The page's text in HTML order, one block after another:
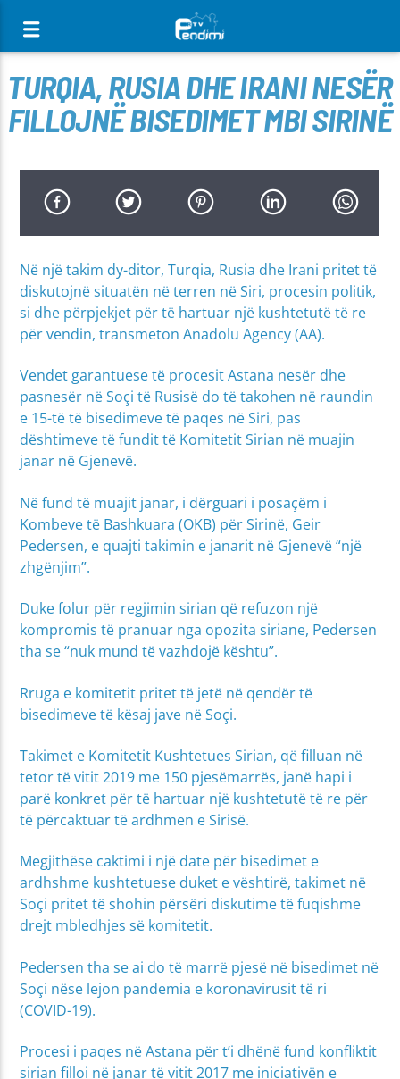
TURQIA, RUSIA DHE IRANI NESËR
FILLOJNË BISEDIMET MBI SIRINË
Në një takim dy-ditor, Turqia, Rusia dhe Irani pritet të
diskutojnë situatën në terren në Siri, procesin politik,
si dhe përpjekjet për të hartuar një kushtetutë të re
për vendin, transmeton Anadolu Agency (AA).
Vendet garantuese të procesit Astana nesër dhe
pasnesër në Soçi të Rusisë do të takohen në raundin
e 15-të të bisedimeve të paqes në Siri, pas
dështimeve të fundit të Komitetit Sirian në muajin
janar në Gjenevë.
Në fund të muajit janar, i dërguari i posaçëm i
Kombeve të Bashkuara (OKB) për Sirinë, Geir
Pedersen, e quajti takimin e janarit në Gjenevë “një
zhgënjim”.
Duke folur për regjimin sirian që refuzon një
kompromis të pranuar nga opozita siriane, Pedersen
tha se “nuk mund të vazhdojë kështu”.
Rruga e komitetit pritet të jetë në qendër të
bisedimeve të kësaj jave në Soçi.
Takimet e Komitetit Kushtetues Sirian, që filluan në
tetor të vitit 2019 me 150 pjesëmarrës, janë hapi i
parë konkret për të hartuar një kushtetutë të re për
të përcaktuar të ardhmen e Sirisë.
Megjithëse caktimi i një date për bisedimet e
ardhshme kushtetuese duket e vështirë, takimet në
Soçi pritet të shohin përsëri diskutime të fuqishme
drejt mbledhjes së komitetit.
Pedersen tha se ai do të marrë pjesë në bisedimet në
Soçi nëse lejon pandemia e koronavirusit të ri
(COVID-19).
Procesi i paqes në Astana për t’i dhënë fund konfliktit
sirian filloi në janar të vitit 2017 me iniciativën e